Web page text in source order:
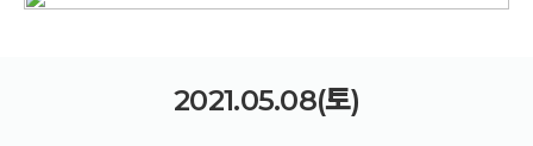
2021.05.08(토)